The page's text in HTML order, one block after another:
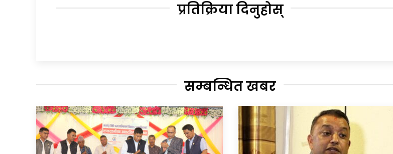
प्रतिक्रिया दिनुहोस्
सम्बन्धित खबर